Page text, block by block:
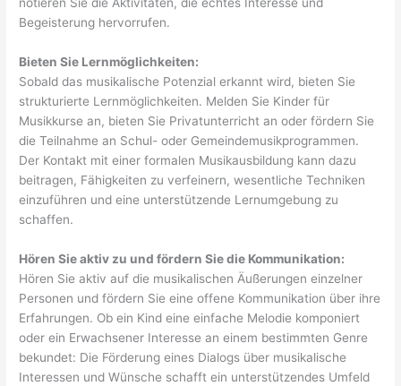
notieren Sie die Aktivitäten, die echtes Interesse und
Begeisterung hervorrufen.
Bieten Sie Lernmöglichkeiten:
Sobald das musikalische Potenzial erkannt wird, bieten Sie
strukturierte Lernmöglichkeiten. Melden Sie Kinder für
Musikkurse an, bieten Sie Privatunterricht an oder fördern Sie
die Teilnahme an Schul- oder Gemeindemusikprogrammen.
Der Kontakt mit einer formalen Musikausbildung kann dazu
beitragen, Fähigkeiten zu verfeinern, wesentliche Techniken
einzuführen und eine unterstützende Lernumgebung zu
schaffen.
Hören Sie aktiv zu und fördern Sie die Kommunikation:
Hören Sie aktiv auf die musikalischen Äußerungen einzelner
Personen und fördern Sie eine offene Kommunikation über ihre
Erfahrungen. Ob ein Kind eine einfache Melodie komponiert
oder ein Erwachsener Interesse an einem bestimmten Genre
bekundet: Die Förderung eines Dialogs über musikalische
Interessen und Wünsche schafft ein unterstützendes Umfeld